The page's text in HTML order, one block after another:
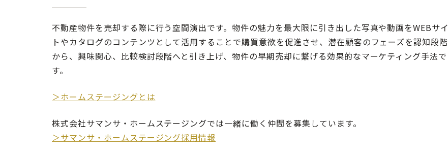
不動産物件を売却する際に行う空間演出です。物件の魅力を最大限に引き出した写真や動画をWEBサイ
トやカタログのコンテンツとして活用することで購買意欲を促進させ、潜在顧客のフェーズを認知段階
から、興味関心、比較検討段階へと引き上げ、物件の早期売却に繋げる効果的なマーケティング手法で
す。
＞ホームステージングとは
株式会社サマンサ・ホームステージングでは一緒に働く仲間を募集しています。
＞サマンサ・ホームステージング採用情報